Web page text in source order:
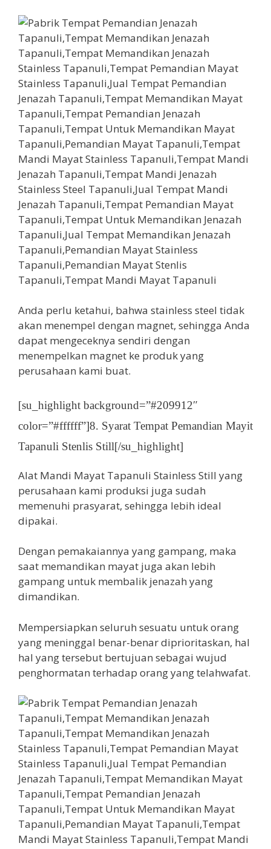
Anda perlu ketahui, bahwa stainless steel tidak
akan menempel dengan magnet, sehingga Anda
dapat mengeceknya sendiri dengan
menempelkan magnet ke produk yang
perusahaan kami buat.
[su_highlight background=”#209912″
color=”#ffffff”]8. Syarat Tempat Pemandian Mayit
Tapanuli Stenlis Still[/su_highlight]
Alat Mandi Mayat Tapanuli Stainless Still yang
perusahaan kami produksi juga sudah
memenuhi prasyarat, sehingga lebih ideal
dipakai.
Dengan pemakaiannya yang gampang, maka
saat memandikan mayat juga akan lebih
gampang untuk membalik jenazah yang
dimandikan.
Mempersiapkan seluruh sesuatu untuk orang
yang meninggal benar-benar diprioritaskan, hal
hal yang tersebut bertujuan sebagai wujud
penghormatan terhadap orang yang telahwafat.